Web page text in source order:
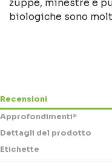
zuppe, minestre e
biologiche sono
Recensioni
Approfondimenti*
Dettagli del prodotto
Etichette